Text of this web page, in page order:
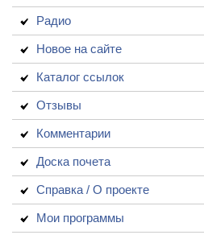
Радио
Новое на сайте
Каталог ссылок
Отзывы
Комментарии
Доска почета
Справка / О проекте
Мои программы